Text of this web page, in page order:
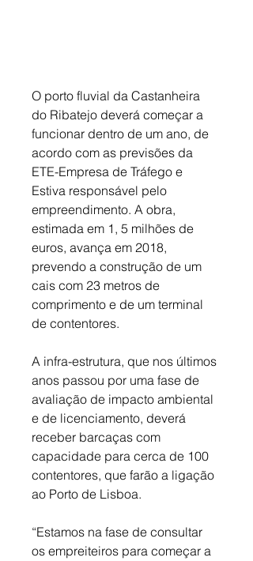
O porto fluvial da Castanheira
do Ribatejo deverá começar a
funcionar dentro de um ano, de
acordo com as previsões da
ETE-Empresa de Tráfego e
Estiva responsável pelo
empreendimento. A obra,
estimada em 1, 5 milhões de
euros, avança em 2018,
prevendo a construção de um
cais com 23 metros de
comprimento e de um terminal
de contentores.
A infra-estrutura, que nos últimos
anos passou por uma fase de
avaliação de impacto ambiental
e de licenciamento, deverá
receber barcaças com
capacidade para cerca de 100
contentores, que farão a ligação
ao Porto de Lisboa.
“Estamos na fase de consultar
os empreiteiros para começar a